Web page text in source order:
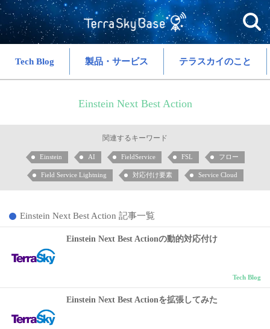
Tech Blog 製品・サービス テラスカイのこと
Einstein Next Best Action
関連するキーワード
Einstein AI FieldService FSL フロー
Field Service Lightning 対応付け要素 Service Cloud
Einstein Next Best Action 記事一覧
Einstein Next Best Actionの動的対応付け
Tech Blog
Einstein Next Best Actionを拡張してみた